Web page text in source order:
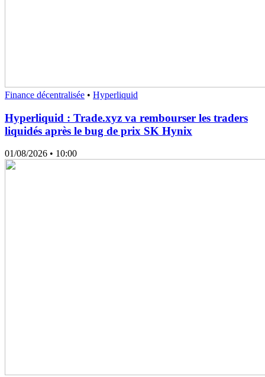
Finance décentralisée • Hyperliquid
Hyperliquid : Trade.xyz va rembourser les traders
liquidés après le bug de prix SK Hynix
01/08/2026 • 10:00